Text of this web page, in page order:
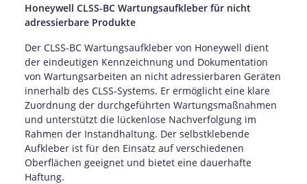
Honeywell CLSS-BC Wartungsaufkleber für nicht
adressierbare Produkte
Der CLSS-BC Wartungsaufkleber von Honeywell dient
der eindeutigen Kennzeichnung und Dokumentation
von Wartungsarbeiten an nicht adressierbaren Geräten
innerhalb des CLSS-Systems. Er ermöglicht eine klare
Zuordnung der durchgeführten Wartungsmaßnahmen
und unterstützt die lückenlose Nachverfolgung im
Rahmen der Instandhaltung. Der selbstklebende
Aufkleber ist für den Einsatz auf verschiedenen
Oberflächen geeignet und bietet eine dauerhafte
Haftung.